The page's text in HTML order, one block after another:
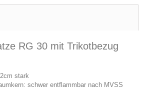
RG 30 mit Trikotbezug
stark
schwer entflammbar nach MVSS